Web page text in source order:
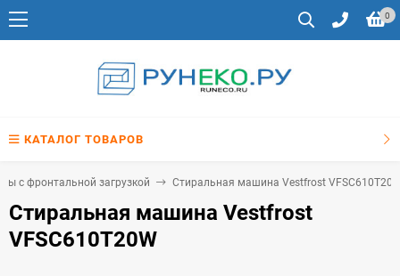
0
КАТАЛОГ ТОВАРОВ
с фронтальной загрузкой Стиральная машина Vestfrost
Стиральная машина Vestfrost
VFSC610T20W